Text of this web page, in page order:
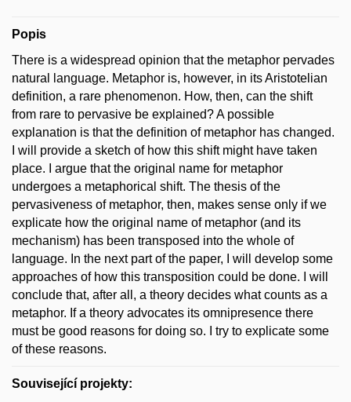
Popis
There is a widespread opinion that the metaphor pervades
natural language. Metaphor is, however, in its Aristotelian
definition, a rare phenomenon. How, then, can the shift
from rare to pervasive be explained? A possible
explanation is that the definition of metaphor has changed.
I will provide a sketch of how this shift might have taken
place. I argue that the original name for metaphor
undergoes a metaphorical shift. The thesis of the
pervasiveness of metaphor, then, makes sense only if we
explicate how the original name of metaphor (and its
mechanism) has been transposed into the whole of
language. In the next part of the paper, I will develop some
approaches of how this transposition could be done. I will
conclude that, after all, a theory decides what counts as a
metaphor. If a theory advocates its omnipresence there
must be good reasons for doing so. I try to explicate some
of these reasons.
Související projekty: